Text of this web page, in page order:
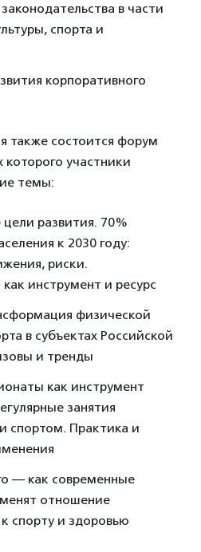
в части
спорта и
корпоративного
также состоится форум
участники
темы:
развития. 70%
к 2030 году:
риски.
инструмент и ресурс
физической
в субъектах Российской
и тренды
как инструмент
занятия
спортом. Практика и
— как современные
отношение
спорту и здоровью